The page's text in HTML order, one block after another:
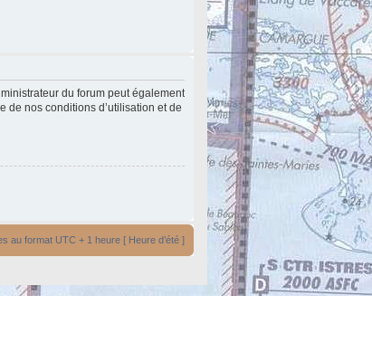
du forum peut également
de nos conditions d’utilisation et de
au format UTC + 1 heure [ Heure d’été ]